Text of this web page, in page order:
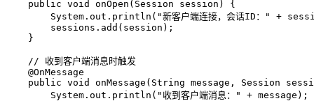
public void onOpen (Session session)
{
        System.out.println(
"新客户端连接，会话ID："
+
        sessions.add(session);
    }
// 收到客户端消息时触发
@OnMessage
public void onMessage (String message, Session
        System.out.println(
"收到客户端消息："
+ message);